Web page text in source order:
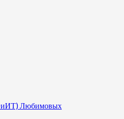
Любимовых